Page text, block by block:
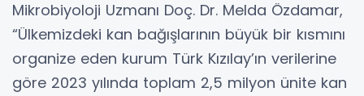
Mikrobiyoloji Uzmanı Doç. Dr. Melda Özdamar,
“Ülkemizdeki kan bağışlarının büyük bir kısmını
organize eden kurum Türk Kızılay’ın verilerine
göre 2023 yılında toplam 2,5 milyon ünite kan